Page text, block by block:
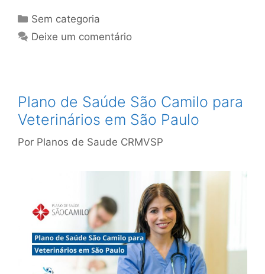
Sem categoria
Deixe um comentário
Plano de Saúde São Camilo para
Veterinários em São Paulo
Por Planos de Saude CRMVSP